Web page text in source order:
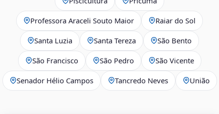
Professora Araceli Souto Maior Raiar do Sol
Santa Luzia Santa Tereza São Bento
São Francisco São Pedro São Vicente
Senador Hélio Campos Tancredo Neves União